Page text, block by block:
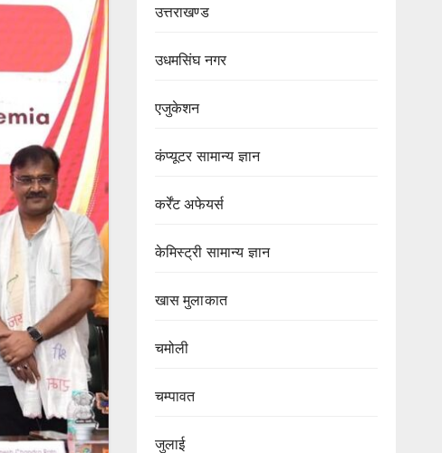
उत्तराखण्ड
उधमसिंघ नगर
एजुकेशन
कंप्यूटर सामान्य ज्ञान
कर्रेंट अफेयर्स
केमिस्ट्री सामान्य ज्ञान
खास मुलाकात
चमोली
चम्पावत
जुलाई